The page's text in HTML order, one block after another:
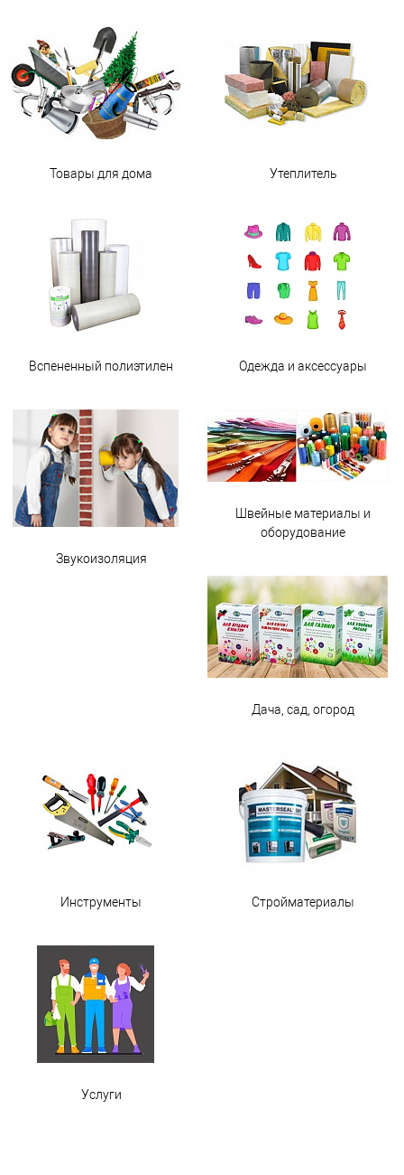
Товары для дома Утеплитель
Вспененный полиэтилен Одежда и аксессуары
Звукоизоляция
Швейные материалы и
оборудование
Дача, сад, огород
Инструменты Стройматериалы
Услуги